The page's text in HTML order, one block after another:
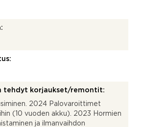
tehdyt korjaukset/remontit:
2024 Palovaroittimet
(10 vuoden akku). 2023 Hormien
ja ilmanvaihdon